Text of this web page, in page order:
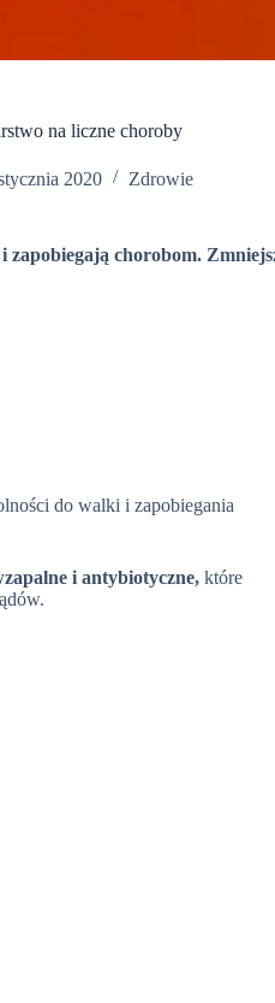
na liczne choroby
2020 Zdrowie
zapobiegają chorobom.
do walki i zapobiegania
i antybiotyczne, które